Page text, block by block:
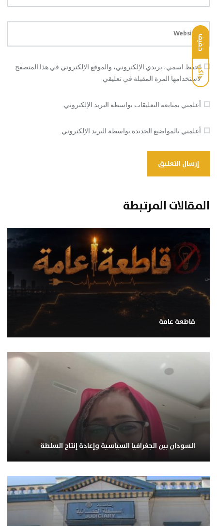
خفيف
داكن
Website
احفظ اسمي، بريدي الإلكتروني، والموقع الإلكتروني في هذا المتصفح
لاستخدامها المرة المقبلة في تعليقي.
أعلمني بمتابعة التعليقات بواسطة البريد الإلكتروني.
أعلمني بالمواضيع الجديدة بواسطة البريد الإلكتروني.
المقالات المرتبطة
قاطعة عامة
السودان بين الجغرافيا السياسية وإعادة إنتاج السلطة